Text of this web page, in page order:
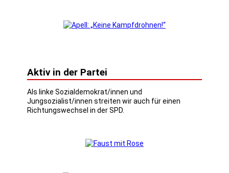
Aktiv in der Partei
Als linke Sozialdemokrat/innen und
Jungsozialist/innen streiten wir auch für einen
Richtungswechsel in der SPD.